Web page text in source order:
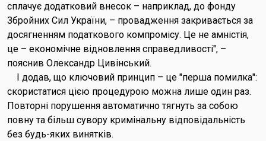
сплачує додатковий внесок – наприклад, до фонду
Збройних Сил України, – провадження закривається за
досягненням податкового компромісу. Це не амністія,
це – економічне відновлення справедливості", –
пояснив Олександр Цивінський.
І додав, що ключовий принцип – це "перша помилка":
скористатися цією процедурою можна лише один раз.
Повторні порушення автоматично тягнуть за собою
повну та більш сувору кримінальну відповідальність
без будь-яких винятків.